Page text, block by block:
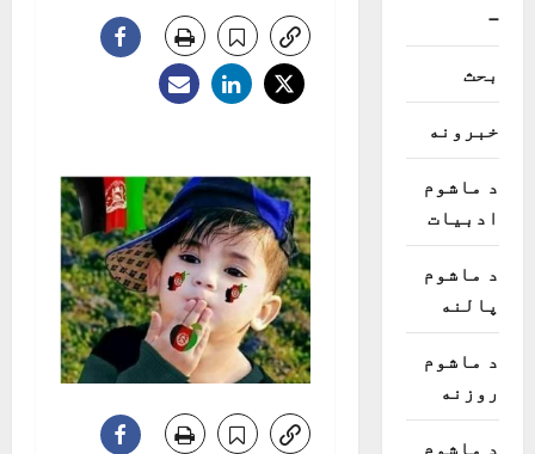
–
بحث
خبرونه
د ماشوم
ادبیات
د ماشوم
پالنه
د ماشوم
روزنه
د ماشوم